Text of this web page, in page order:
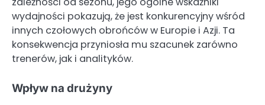
wydajności pokazują, że jest konkurencyjny wśród
innych czołowych obrońców w Europie i Azji. Ta
konsekwencja przyniosła mu szacunek zarówno
trenerów, jak i analityków.
Wpływ na drużyny